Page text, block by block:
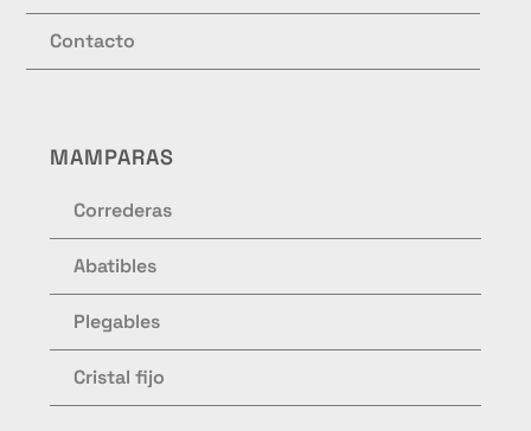
Contacto
MAMPARAS
Correderas
Abatibles
Plegables
Cristal fijo